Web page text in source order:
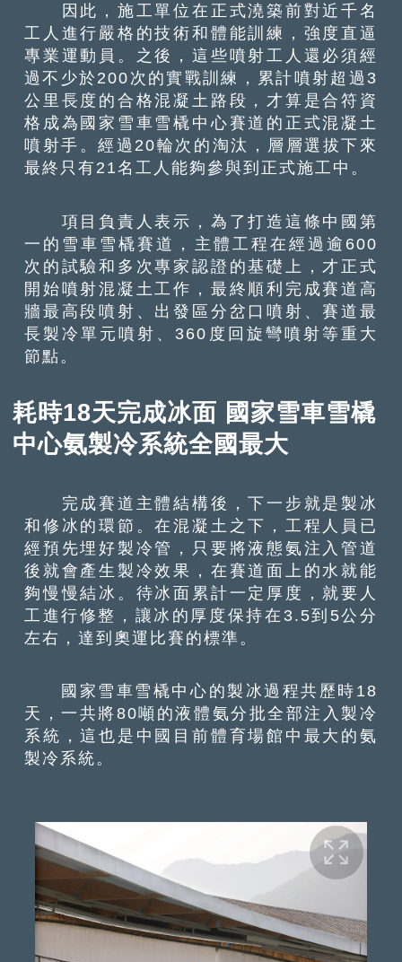
因此，施工單位在正式澆築前對近千名
工人進行嚴格的技術和體能訓練，強度直逼
專業運動員。之後，這些噴射工人還必須經
過不少於200次的實戰訓練，累計噴射超過3
公里長度的合格混凝土路段，才算是合符資
格成為國家雪車雪橇中心賽道的正式混凝土
噴射手。經過20輪次的淘汰，層層選拔下來
最終只有21名工人能夠參與到正式施工中。
項目負責人表示，為了打造這條中國第
一的雪車雪橇賽道，主體工程在經過逾600
次的試驗和多次專家認證的基礎上，才正式
開始噴射混凝土工作，最終順利完成賽道高
牆最高段噴射、出發區分岔口噴射、賽道最
長製冷單元噴射、360度回旋彎噴射等重大
節點。
耗時18天完成冰面 國家雪車雪橇
中心氨製冷系統全國最大
完成賽道主體結構後，下一步就是製冰
和修冰的環節。在混凝土之下，工程人員已
經預先埋好製冷管，只要將液態氨注入管道
後就會產生製冷效果，在賽道面上的水就能
夠慢慢結冰。待冰面累計一定厚度，就要人
工進行修整，讓冰的厚度保持在3.5到5公分
左右，達到奧運比賽的標準。
國家雪車雪橇中心的製冰過程共歷時18
天，一共將80噸的液體氨分批全部注入製冷
系統，這也是中國目前體育場館中最大的氨
製冷系統。